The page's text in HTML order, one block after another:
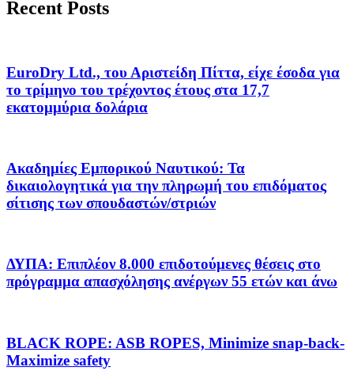
Recent Posts
EuroDry Ltd., του Αριστείδη Πίττα, είχε έσοδα για
το τρίμηνο του τρέχοντος έτους στα 17,7
εκατομμύρια δολάρια
Ακαδημίες Εμπορικού Ναυτικού: Τα
δικαιολογητικά για την πληρωμή του επιδόματος
σίτισης των σπουδαστών/στριών
ΔΥΠΑ: Επιπλέον 8.000 επιδοτούμενες θέσεις στο
πρόγραμμα απασχόλησης ανέργων 55 ετών και άνω
BLACK ROPE: ASB ROPES, Minimize snap-back-
Maximize safety